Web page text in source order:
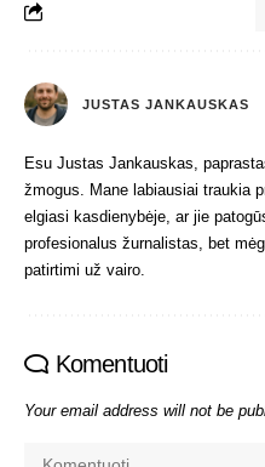
JUSTAS JANKAUSKAS
Esu Justas Jankauskas,
žmogus. Mane labiausiai traukia
elgiasi kasdienybėje, ar jie
profesionalus žurnalistas, bet
patirtimi už vairo.
Komentuoti
Your email address will not be